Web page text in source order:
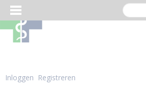
Inloggen Registreren